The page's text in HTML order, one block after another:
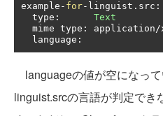
example - for- linguist . src :
  type
:
Text
  mime type
: application/
  language
:
languageの値が空になっ
linguist.srcの言語が判定でき